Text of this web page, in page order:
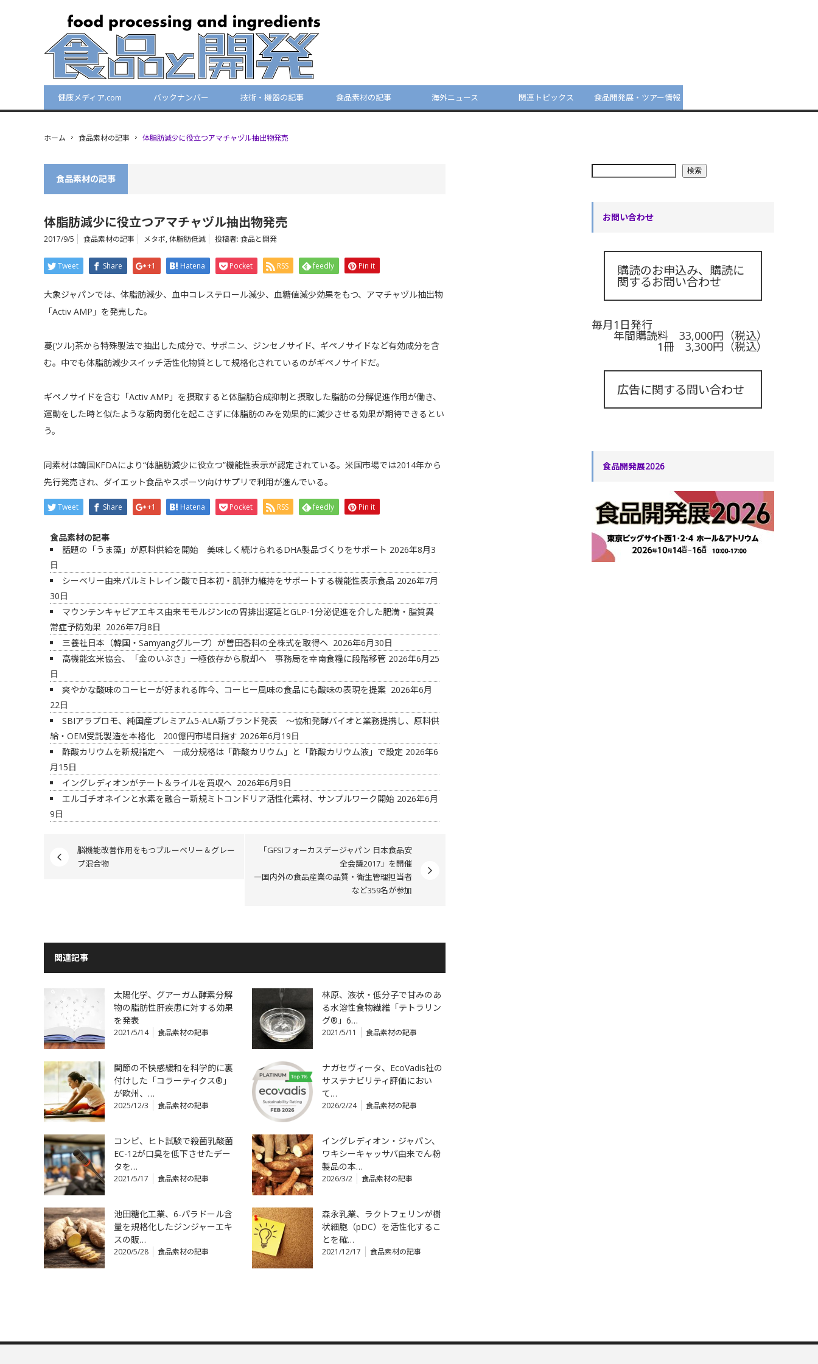
健康メディア.com バックナンバー 技術・機器の記事 食品素材の記事 海外ニュース 関連トピックス 食品開発展・ツアー情報
ホーム 食品素材の記事 体脂肪減少に役立つアマチャヅル抽出物発売
食品素材の記事
体脂肪減少に役立つアマチャヅル抽出物発売
2017/9/5 食品素材の記事 メタボ, 体脂肪低減 投稿者: 食品と開発
Tweet Share +1 Hatena Pocket RSS feedly Pin it
大象ジャパンでは、体脂肪減少、血中コレステロール減少、血糖値減少効果をもつ、アマチャヅル抽出物
「Activ AMP」を発売した。
蔓(ツル)茶から特殊製法で抽出した成分で、サポニン、ジンセノサイド、ギペノサイドなど有効成分を含
む。中でも体脂肪減少スイッチ活性化物質として規格化されているのがギペノサイドだ。
ギペノサイドを含む「Activ AMP」を摂取すると体脂肪合成抑制と摂取した脂肪の分解促進作用が働き、
運動をした時と似たような筋肉弱化を起こさずに体脂肪のみを効果的に減少させる効果が期待できるとい
う。
同素材は韓国KFDAにより“体脂肪減少に役立つ”機能性表示が認定されている。米国市場では2014年から
先行発売され、ダイエット食品やスポーツ向けサプリで利用が進んでいる。
Tweet Share +1 Hatena Pocket RSS feedly Pin it
食品素材の記事
話題の「うま藻」が原料供給を開始 美味しく続けられるDHA製品づくりをサポート 2026年8月3
日
シーベリー由来パルミトレイン酸で日本初・肌弾力維持をサポートする機能性表示食品 2026年7月
30日
マウンテンキャビアエキス由来モモルジンIcの胃排出遅延とGLP-1分泌促進を介した肥満・脂質異
常症予防効果 2026年7月8日
三養社日本（韓国・Samyangグループ）が曽田香料の全株式を取得へ 2026年6月30日
高機能玄米協会、「金のいぶき」一極依存から脱却へ 事務局を幸南食糧に段階移管 2026年6月25
日
爽やかな酸味のコーヒーが好まれる昨今、コーヒー風味の食品にも酸味の表現を提案 2026年6月
22日
SBIアラプロモ、純国産プレミアム5-ALA新ブランド発表 ～協和発酵バイオと業務提携し、原料供
給・OEM受託製造を本格化 200億円市場目指す 2026年6月19日
酢酸カリウムを新規指定へ ―成分規格は「酢酸カリウム」と「酢酸カリウム液」で設定 2026年6
月15日
イングレディオンがテート＆ライルを買収へ 2026年6月9日
エルゴチオネインと水素を融合－新規ミトコンドリア活性化素材、サンプルワーク開始 2026年6月
9日
脳機能改善作用をもつブルーベリー＆グレー
プ混合物
「GFSIフォーカスデージャパン 日本食品安
全会議2017」を開催
―国内外の食品産業の品質・衛生管理担当者
など359名が参加
関連記事
太陽化学、グアーガム酵素分解
物の脂肪性肝疾患に対する効果
を発表
2021/5/14 食品素材の記事
林原、液状・低分子で甘みのあ
る水溶性食物繊維「テトラリン
グ®」6…
2021/5/11 食品素材の記事
関節の不快感緩和を科学的に裏
付けした「コラーティクス®」
が欧州、…
2025/12/3 食品素材の記事
ナガセヴィータ、EcoVadis社の
サステナビリティ評価におい
て…
2026/2/24 食品素材の記事
コンビ、ヒト試験で殺菌乳酸菌
EC-12が口臭を低下させたデー
タを…
2021/5/17 食品素材の記事
イングレディオン・ジャパン、
ワキシーキャッサバ由来でん粉
製品の本…
2026/3/2 食品素材の記事
池田糖化工業、6-パラドール含
量を規格化したジンジャーエキ
スの販…
2020/5/28 食品素材の記事
森永乳業、ラクトフェリンが樹
状細胞（pDC）を活性化するこ
とを確…
2021/12/17 食品素材の記事
検索
お問い合わせ
購読のお申込み、購読に
関するお問い合わせ
毎月1日発行
年間購読料 33,000円（税込）
1冊 3,300円（税込）
広告に関する問い合わせ
食品開発展2026